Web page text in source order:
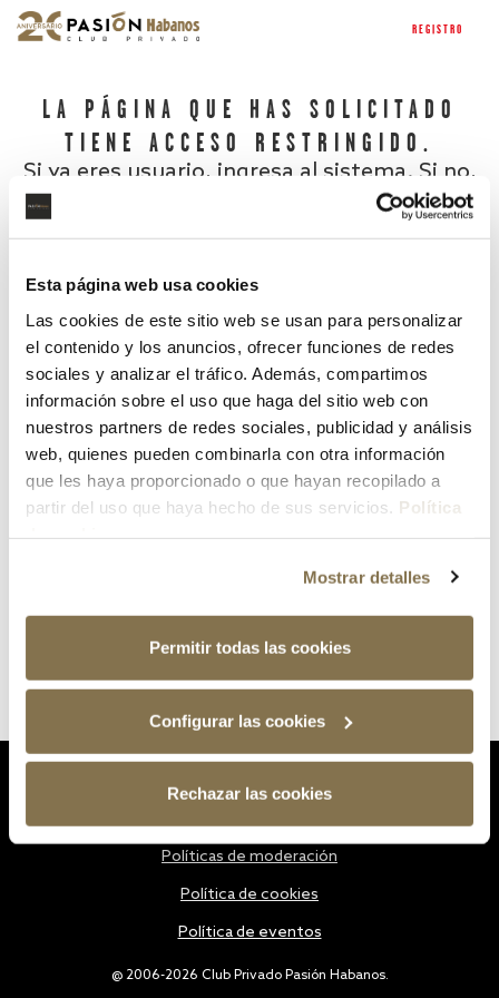
Esta página web usa cookies
Las cookies de este sitio web se usan para personalizar
el contenido y los anuncios, ofrecer funciones de redes
sociales y analizar el tráfico. Además, compartimos
información sobre el uso que haga del sitio web con
nuestros partners de redes sociales, publicidad y análisis
web, quienes pueden combinarla con otra información
que les haya proporcionado o que hayan recopilado a
partir del uso que haya hecho de sus servicios. Política
Mostrar detalles
Permitir todas las cookies
Configurar las cookies
Rechazar las cookies
REGISTRO
LA PÁGINA QUE HAS SOLICITADO
TIENE ACCESO RESTRINGIDO.
Si ya eres usuario, ingresa al sistema. Si no,
¿Has olvidado tu contraseña?
@ 2006-2026 Club Privado Pasión Habanos.
Políticas de moderación
Política de cookies
Política de eventos